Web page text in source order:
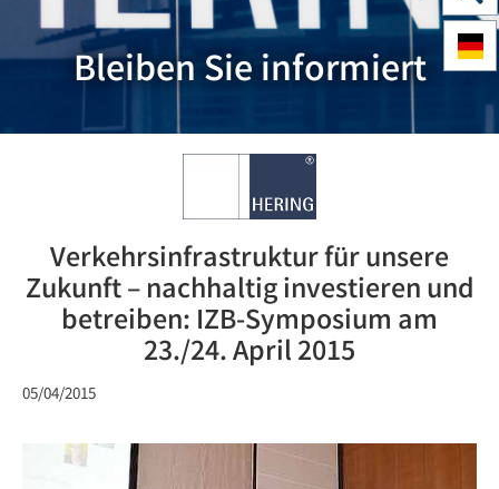
Bleiben Sie informiert
Verkehrsinfrastruktur für unsere
Zukunft – nachhaltig investieren und
betreiben: IZB-Symposium am
23./24. April 2015
05/04/2015